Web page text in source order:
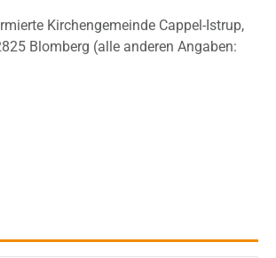
Kirchengemeinde Cappel-Istrup,
Blomberg (alle anderen Angaben: